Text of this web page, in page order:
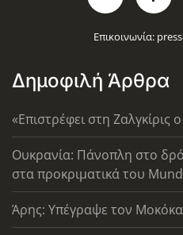
Επικοινωνία:
Δημοφιλή Άρθρα
«Επιστρέφει στη Ζαλγκίρις
Ουκρανία: Πάνοπλη στο
στα προκριματικά του
Άρης: Υπέγραψε τον